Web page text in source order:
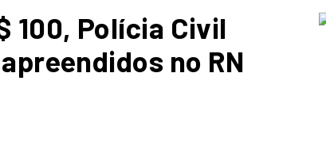
100, Polícia Civil
no RN